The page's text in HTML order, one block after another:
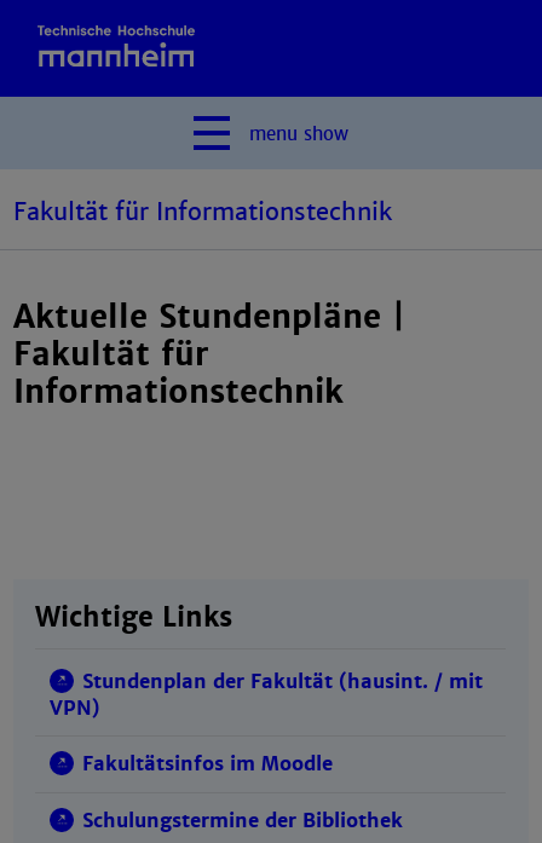
menu show
Fakultät für Informationstechnik
Aktuelle Stundenpläne |
Fakultät für
Informationstechnik
Wichtige Links
Stundenplan der Fakultät (hausint. / mit
VPN)
Fakultätsinfos im Moodle
Schulungstermine der Bibliothek